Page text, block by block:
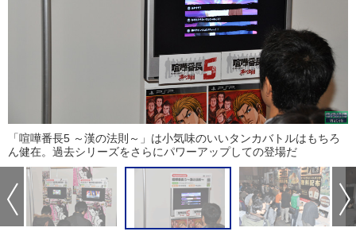
「喧嘩番長5 ～漢の法則～」は小気味のいいタンカバトルはもちろ
ん健在。過去シリーズをさらにパワーアップしての登場だ